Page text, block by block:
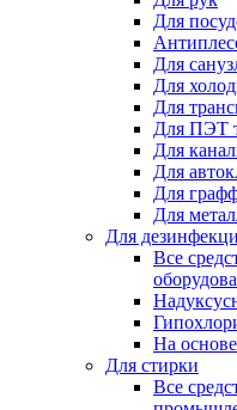
Для
Для
Для
Для
Для ПЭТ
Для
Для
Для
Для
Для
Все
На
Для стирки
Все